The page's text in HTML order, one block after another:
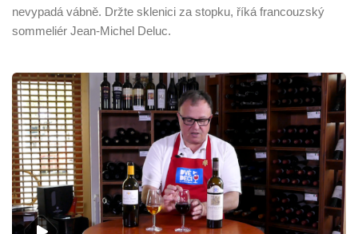
nevypadá vábně. Držte sklenici za stopku, říká francouzský
sommeliér Jean-Michel Deluc.